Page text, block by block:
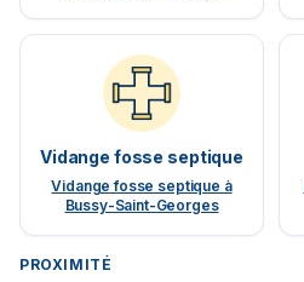
Vidange fosse septique
Vidange fosse septique à
Bussy-Saint-Georges
PROXIMITÉ